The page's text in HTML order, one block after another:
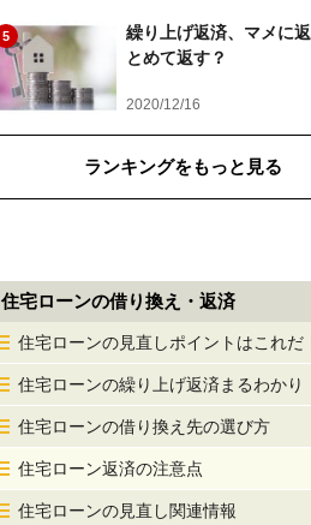
5
繰り上げ返済、マメに
とめて返す？
2020/12/16
ランキングをもっと見る
住宅ローンの借り換え・返済
住宅ローンの見直しポイントはこれだ
住宅ローンの繰り上げ返済まるわかり
住宅ローンの借り換え先の選び方
住宅ローン返済の注意点
住宅ローンの見直し関連情報